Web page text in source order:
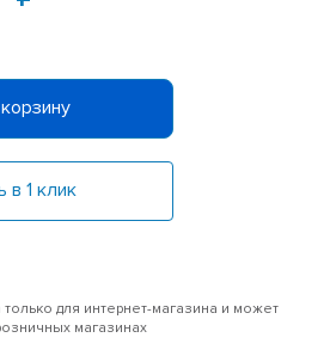
в 1 клик
для интернет-магазина и может
магазинах